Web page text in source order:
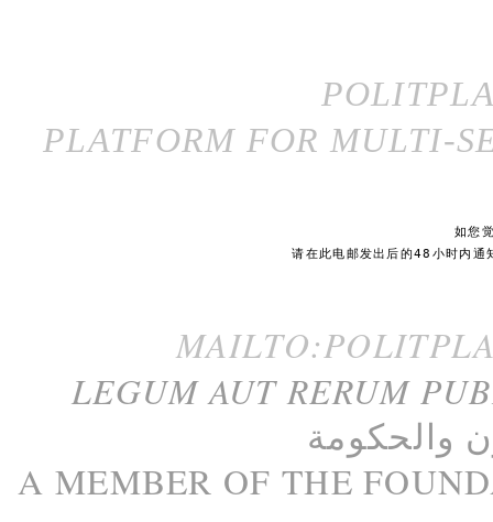
PLATFORM FOR MULTI-
如您
请在此电邮发出后的48小时内通
LEGUM AUT RERUM
والحكومة
A MEMBER OF THE